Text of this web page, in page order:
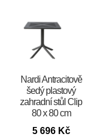
Nardi Antracitově
šedý plastový
zahradní stůl Clip
80 x 80 cm
5 696 Kč